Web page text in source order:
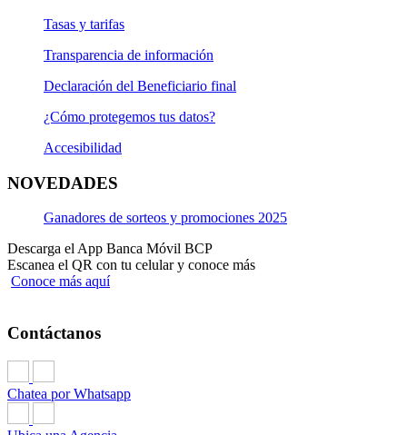
Tasas y tarifas
Transparencia de información
Declaración del Beneficiario final
¿Cómo protegemos tus datos?
Accesibilidad
NOVEDADES
Ganadores de sorteos y promociones 2025
Descarga el App Banca Móvil BCP
Escanea el QR con tu celular y conoce más
Conoce más aquí
Contáctanos
Chatea por Whatsapp